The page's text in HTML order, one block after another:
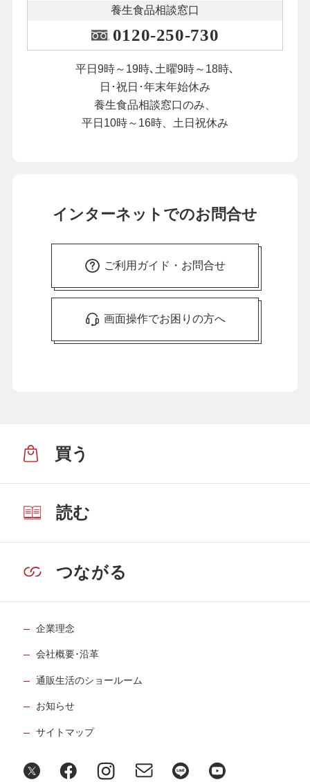
養生食品相談窓口
0120-250-730
平日9時～19時､土曜9時～18時､
日･祝日･年末年始休み
養生食品相談窓口のみ、
平日10時～16時、土日祝休み
インターネットでのお問合せ
ご利用ガイド・お問合せ
画面操作でお困りの方へ
買う
読む
つながる
企業理念
会社概要･沿革
通販生活のショールーム
お知らせ
サイトマップ